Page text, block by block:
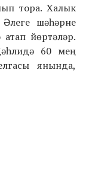
тора. Халык
шәһәрне
йөртәләр.
60 мең
янында,